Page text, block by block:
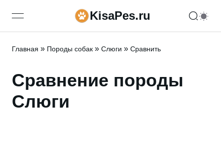
open navigation menuKisaPes.ru
Главная » Породы собак » Слюги » Сравнить
Сравнение породы
Слюги